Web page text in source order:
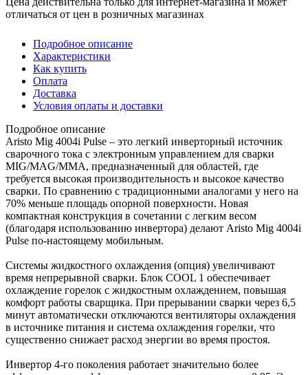
отличаться от цен в розничных магазинах
Подробное описание
Характеристики
Как купить
Оплата
Доставка
Условия оплаты и доставки
Подробное описание
Aristo Mig 4004i Pulse – это легкий инверторный источник
сварочного тока с электронным управлением для сварки
MIG/MAG/MMA, предназначенный для областей, где
требуется высокая производительность и высокое качество
сварки. По сравнению с традиционными аналогами у него на
70% меньше площадь опорной поверхности. Новая
компактная конструкция в сочетании с легким весом
(благодаря использованию инвертора) делают Aristo Mig 4004i
Pulse по-настоящему мобильным.
Системы жидкостного охлаждения (опция) увеличивают
время непрерывной сварки. Блок COOL 1 обеспечивает
охлаждение горелок с жидкостным охлаждением, повышая
комфорт работы сварщика. При прерывании сварки через 6,5
минут автоматически отключаются вентиляторы охлаждения
в источнике питания и система охлаждения горелки, что
существенно снижает расход энергии во время простоя.
Инвертор 4-го поколения работает значительно более